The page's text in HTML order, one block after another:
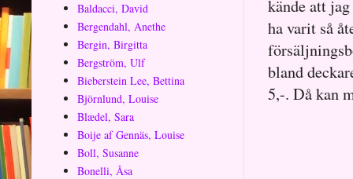
kände att
ha varit så
bland
5,-. Då kan
Baldacci, David
Bergendahl, Anethe
Bergin, Birgitta
Bergström, Ulf
Bieberstein Lee, Bettina
Björnlund, Louise
Blædel, Sara
Boije af Gennäs, Louise
Boll, Susanne
Bonelli, Åsa